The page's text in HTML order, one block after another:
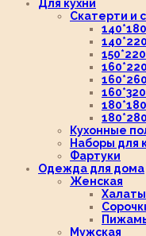
Для кухни
Скатерти и
Кухонные
Наборы для
Фартуки
Одежда для дома
Женская
Халаты
Мужская